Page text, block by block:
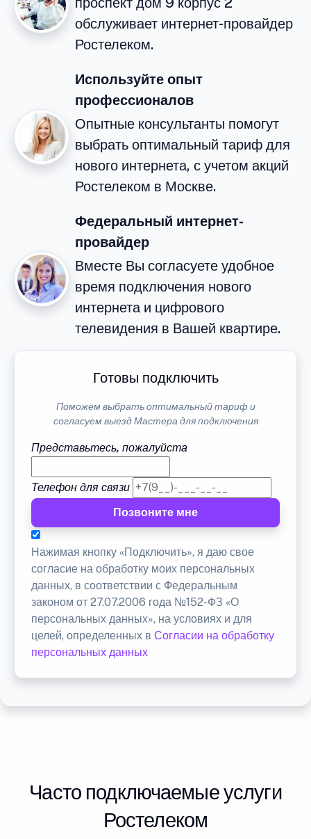
обслуживает интернет-провайдер
Ростелеком.
Используйте опыт
профессионалов
Опытные консультанты помогут
выбрать оптимальный тариф для
нового интернета, с учетом акций
Ростелеком в Москве.
Федеральный интернет-
провайдер
Вместе Вы согласуете удобное
время подключения нового
интернета и цифрового
телевидения в Вашей квартире.
Готовы подключить
Поможем выбрать оптимальный тариф и
согласуем выезд Мастера для подключения
Представьтесь, пожалуйста
Телефон для связи
Позвоните мне
Нажимая кнопку «Подключить», я даю свое
согласие на обработку моих персональных
данных, в соответствии с Федеральным
законом от 27.07.2006 года №152-ФЗ «О
персональных данных», на условиях и для
целей, определенных в Согласии на обработку
персональных данных
Часто подключаемые услуги
Ростелеком